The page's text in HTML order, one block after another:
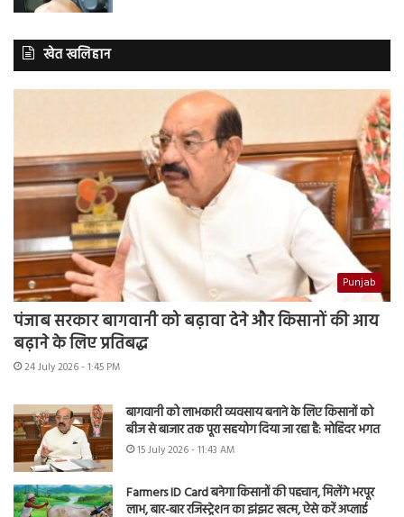
खेत खलिहान
Punjab
पंजाब सरकार बागवानी को बढ़ावा देने और किसानों की आय
बढ़ाने के लिए प्रतिबद्ध
24 July 2026 - 1:45 PM
बागवानी को लाभकारी व्यवसाय बनाने के लिए किसानों को
बीज से बाजार तक पूरा सहयोग दिया जा रहा है: मोहिंदर भगत
15 July 2026 - 11:43 AM
Farmers ID Card बनेगा किसानों की पहचान, मिलेंगे भरपूर
लाभ, बार-बार रजिस्ट्रेशन का झंझट खत्म, ऐसे करें अप्लाई